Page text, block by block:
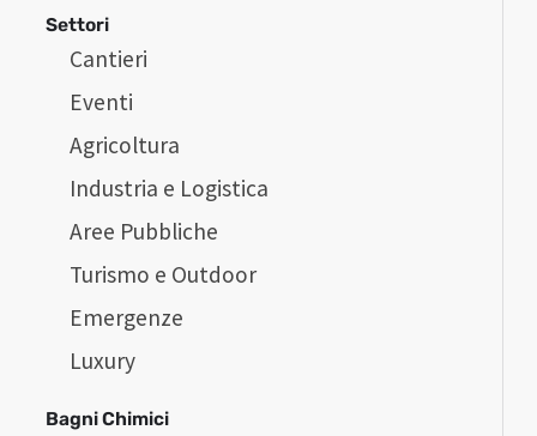
Settori
Cantieri
Eventi
Agricoltura
Industria e Logistica
Aree Pubbliche
Turismo e Outdoor
Emergenze
Luxury
Bagni Chimici